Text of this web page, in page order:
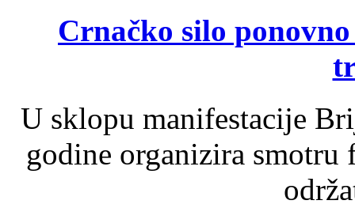
Crnačko silo
U sklopu manifestacije
godine organizira